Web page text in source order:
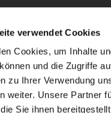
verwendet Cookies
Cookies, um Inhalte
und die Zugriffe
zu Ihrer Verwendung
weiter. Unsere Partner
Sie ihnen